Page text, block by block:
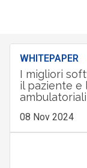
WHITEPAPER
I migliori
il paziente e
ambulatoriali
08 Nov 2024